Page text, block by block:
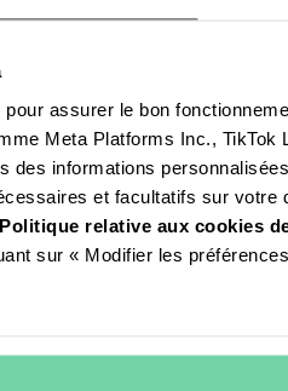
assurer le bon
Meta Platforms Inc., TikTok
des informations
et facultatifs sur
Politique relative aux cookies
sur « Modifier les